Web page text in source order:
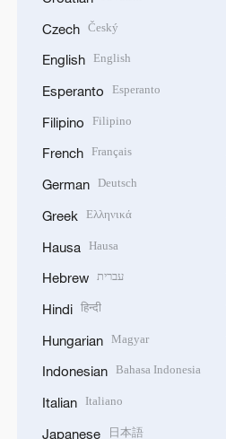
Czech Český
English English
Esperanto Esperanto
Filipino Filipino
French Français
German Deutsch
Greek Ελληνικά
Hausa Hausa
Hebrew עברית
Hindi हिन्दी
Hungarian Magyar
Indonesian Bahasa Indonesia
Italian Italiano
Japanese 日本語